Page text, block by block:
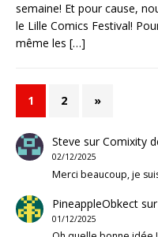
semaine! Et pour cause,
le Lille Comics Festival!
même les […]
1 2 »
Steve surComixity
02/12/2025
Merci beaucoup, je
PineappleObkectsur
01/12/2025